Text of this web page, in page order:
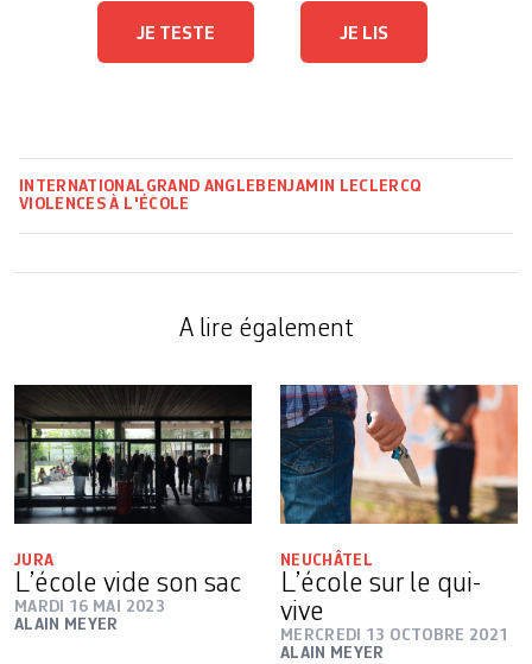
JE TESTE JE LIS
INTERNATIONAL GRAND ANGLE BENJAMIN LECLERCQ
VIOLENCES À L'ÉCOLE
A lire également
JURA
L’école vide son sac
MARDI 16 MAI 2023
ALAIN MEYER
NEUCHÂTEL
L’école sur le qui-
vive
MERCREDI 13 OCTOBRE 2021
ALAIN MEYER